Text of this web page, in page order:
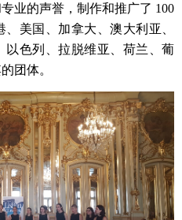
业的声誉，制作和推广了 100
美国、加拿大、澳大利亚、
以色列、拉脱维亚、荷兰、葡
团体。